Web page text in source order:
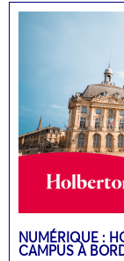
NUMÉRIQUE :
CAMPUS À